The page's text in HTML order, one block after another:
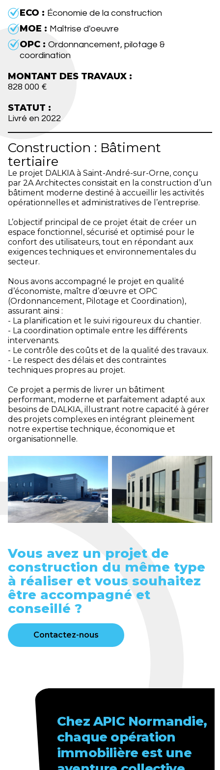
ECO : Économie de la construction
MOE : Maîtrise d'oeuvre
OPC : Ordonnancement, pilotage &
coordination
MONTANT DES TRAVAUX :
828 000 €
STATUT :
Livré en 2022
Construction : Bâtiment
tertiaire
Le projet DALKIA à Saint-André-sur-Orne, conçu
par 2A Architectes consistait en la construction d’un
bâtiment moderne destiné à accueillir les activités
opérationnelles et administratives de l’entreprise.
L’objectif principal de ce projet était de créer un
espace fonctionnel, sécurisé et optimisé pour le
confort des utilisateurs, tout en répondant aux
exigences techniques et environnementales du
secteur.
Nous avons accompagné le projet en qualité
d’économiste, maître d’œuvre et OPC
(Ordonnancement, Pilotage et Coordination),
assurant ainsi :
- La planification et le suivi rigoureux du chantier.
- La coordination optimale entre les différents
intervenants.
- Le contrôle des coûts et de la qualité des travaux.
- Le respect des délais et des contraintes
techniques propres au projet.
Ce projet a permis de livrer un bâtiment
performant, moderne et parfaitement adapté aux
besoins de DALKIA, illustrant notre capacité à gérer
des projets complexes en intégrant pleinement
notre expertise technique, économique et
organisationnelle.
Vous avez un projet de
construction du même type
à réaliser et vous souhaitez
être accompagné et
conseillé ?
Contactez-nous
Chez APIC Normandie,
chaque opération
immobilière est une